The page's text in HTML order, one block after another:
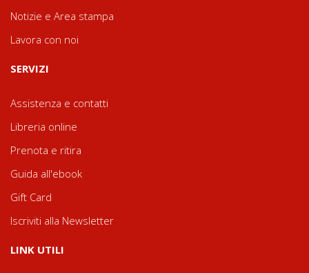
Notizie e Area stampa
Lavora con noi
SERVIZI
Assistenza e contatti
Libreria online
Prenota e ritira
Guida all'ebook
Gift Card
Iscriviti alla Newsletter
LINK UTILI